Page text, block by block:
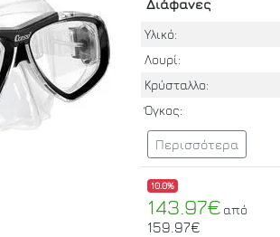
Διάφανες
Υλικό:
Λουρί:
Κρύσταλλο:
Όγκος:
Περισσότερα
10.0%
143.97€ από
159.97€